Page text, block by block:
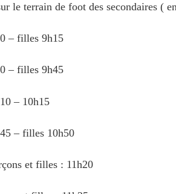
le terrain de foot des secondaires (
– filles 9h15
– filles 9h45
– 10h15
– filles 10h50
et filles : 11h20